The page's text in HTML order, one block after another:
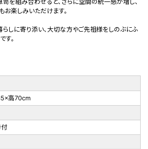
を組み合わせると、さらに空間の統一感が増し、
お楽しみいただけます。
しに寄り添い、大切な方やご先祖様をしのぶにふ
す。
高70cm
付